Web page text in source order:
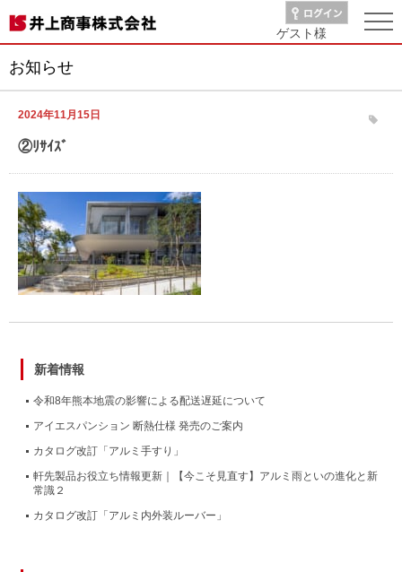
ゲスト様
お知らせ
2024年11月15日
②ﾘｻｲｽﾞ
新着情報
令和8年熊本地震の影響による配送遅延について
アイエスパンション 断熱仕様 発売のご案内
カタログ改訂「アルミ手すり」
軒先製品お役立ち情報更新｜【今こそ見直す】アルミ雨といの進化と新
常識２
カタログ改訂「アルミ内外装ルーバー」